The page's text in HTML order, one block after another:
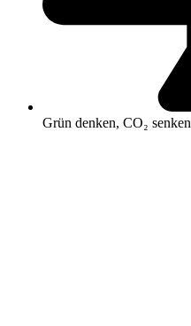
Grün denken, CO₂ senken